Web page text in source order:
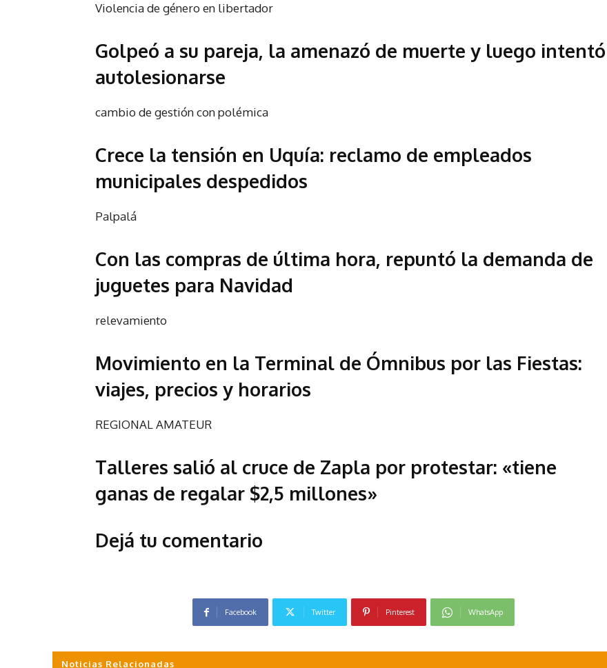
Violencia de género en libertador
Golpeó a su pareja, la amenazó de muerte y luego intentó
autolesionarse
cambio de gestión con polémica
Crece la tensión en Uquía: reclamo de empleados
municipales despedidos
Palpalá
Con las compras de última hora, repuntó la demanda de
juguetes para Navidad
relevamiento
Movimiento en la Terminal de Ómnibus por las Fiestas:
viajes, precios y horarios
REGIONAL AMATEUR
Talleres salió al cruce de Zapla por protestar: «tiene
ganas de regalar $2,5 millones»
Dejá tu comentario
Facebook Twitter Pinterest WhatsApp
Noticias Relacionadas